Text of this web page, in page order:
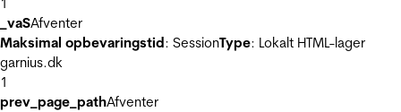
_vaSAfventer
Maksimal opbevaringstid: SessionType: Lokalt HTML-lager
garnius.dk
1
prev_page_pathAfventer